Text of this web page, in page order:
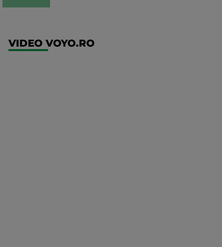
VIDEO VOYO.RO